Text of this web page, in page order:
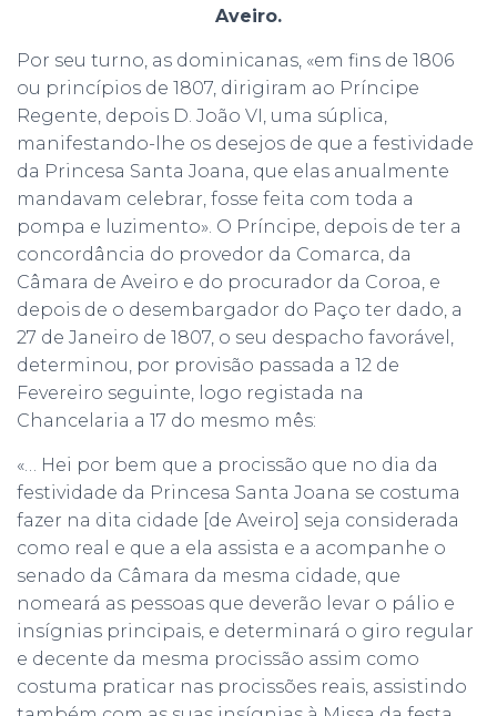
Aveiro.
Por seu turno, as dominicanas, «em fins de 1806
ou princípios de 1807, dirigiram ao Príncipe
Regente, depois D. João VI, uma súplica,
manifestando-lhe os desejos de que a festividade
da Princesa Santa Joana, que elas anualmente
mandavam celebrar, fosse feita com toda a
pompa e luzimento». O Príncipe, depois de ter a
concordância do provedor da Comarca, da
Câmara de Aveiro e do procurador da Coroa, e
depois de o desembargador do Paço ter dado, a
27 de Janeiro de 1807, o seu despacho favorável,
determinou, por provisão passada a 12 de
Fevereiro seguinte, logo registada na
Chancelaria a 17 do mesmo mês:
«… Hei por bem que a procissão que no dia da
festividade da Princesa Santa Joana se costuma
fazer na dita cidade [de Aveiro] seja considerada
como real e que a ela assista e a acompanhe o
senado da Câmara da mesma cidade, que
nomeará as pessoas que deverão levar o pálio e
insígnias principais, e determinará o giro regular
e decente da mesma procissão assim como
costuma praticar nas procissões reais, assistindo